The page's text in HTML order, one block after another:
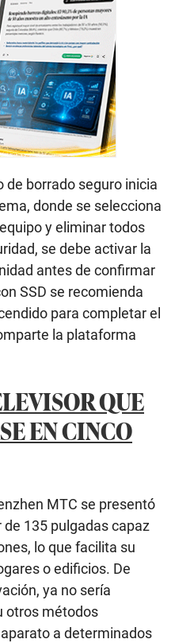
de borrado seguro inicia
donde se selecciona
y eliminar todos
se debe activar la
antes de confirmar
SSD se recomienda
para completar el
la plataforma
QUE
EN CINCO
MTC se presentó
135 pulgadas capaz
lo que facilita su
o edificios. De
ya no sería
otros métodos
a determinados